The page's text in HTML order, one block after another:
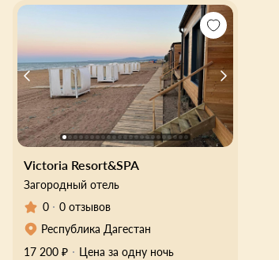
Victoria Resort&SPA
Загородный отель
0
0 отзывов
Республика Дагестан
17 200 ₽
Цена за одну ночь